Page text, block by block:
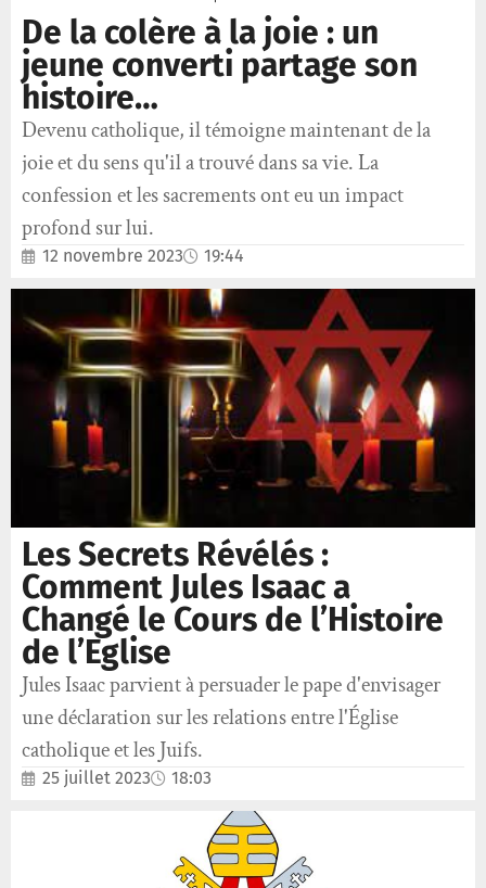
De la colère à la joie : un
jeune converti partage son
histoire…
Devenu catholique, il témoigne maintenant de la
joie et du sens qu'il a trouvé dans sa vie. La
confession et les sacrements ont eu un impact
profond sur lui.
12 novembre 2023 19:44
Les Secrets Révélés :
Comment Jules Isaac a
Changé le Cours de l’Histoire
de l’Eglise
Jules Isaac parvient à persuader le pape d'envisager
une déclaration sur les relations entre l'Église
catholique et les Juifs.
25 juillet 2023 18:03